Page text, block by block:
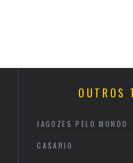
OUTROS
JAGOZES PELO MUNDO
CASARIO